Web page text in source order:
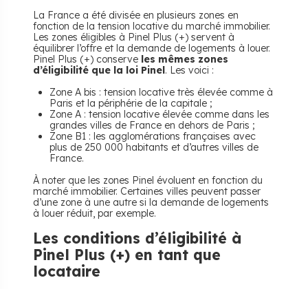
La France a été divisée en plusieurs zones en
fonction de la tension locative du marché immobilier.
Les zones éligibles à Pinel Plus (+) servent à
équilibrer l’offre et la demande de logements à louer.
Pinel Plus (+) conserve les mêmes zones
d’éligibilité que la loi Pinel. Les voici :
Zone A bis : tension locative très élevée comme à
Paris et la périphérie de la capitale ;
Zone A : tension locative élevée comme dans les
grandes villes de France en dehors de Paris ;
Zone B1 : les agglomérations françaises avec
plus de 250 000 habitants et d’autres villes de
France.
À noter que les zones Pinel évoluent en fonction du
marché immobilier. Certaines villes peuvent passer
d’une zone à une autre si la demande de logements
à louer réduit, par exemple.
Les conditions d’éligibilité à
Pinel Plus (+) en tant que
locataire